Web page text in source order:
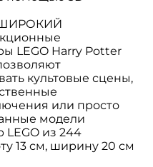
LEGO Harry Potter
культовые сцены,
или просто
модели
из 244
13 см, ширину 20 см